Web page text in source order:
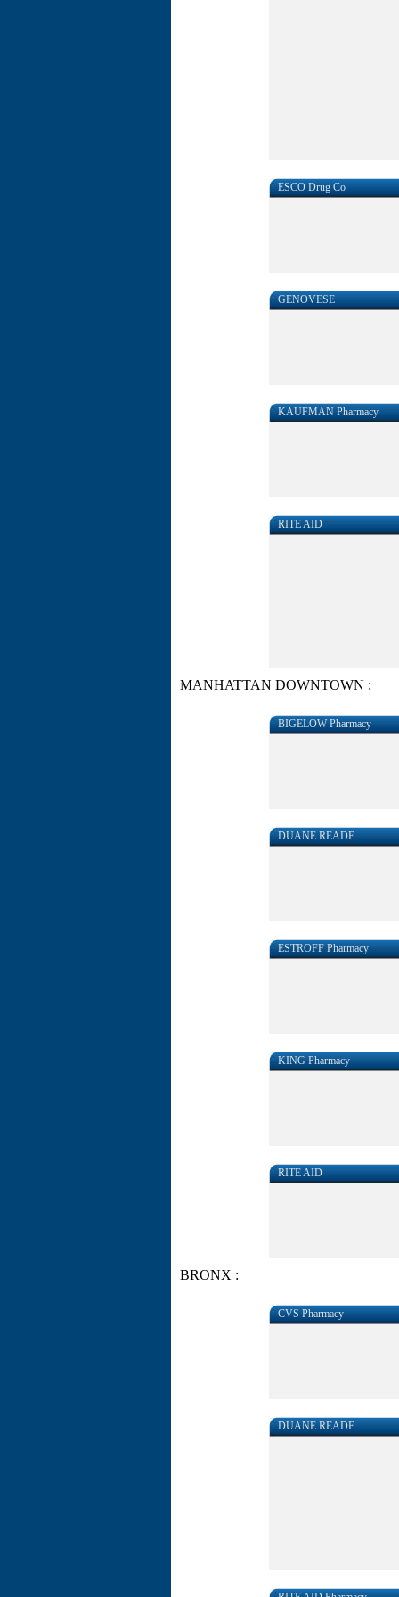
ESCO Drug Co
GENOVESE
KAUFMAN Pharmacy
RITE AID
MANHATTAN DOWNTOWN :
BIGELOW Pharmacy
DUANE READE
ESTROFF Pharmacy
KING Pharmacy
RITE AID
BRONX :
CVS Pharmacy
DUANE READE